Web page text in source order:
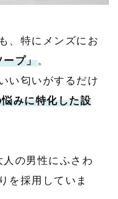
、特にメンズにお
ープ」。
い匂いがするだけ
みに特化した設
の男性にふさわ
を採用していま